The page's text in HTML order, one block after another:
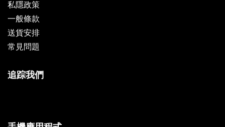
私隱政策
一般條款
送貨安排
常見問題
追踪我們